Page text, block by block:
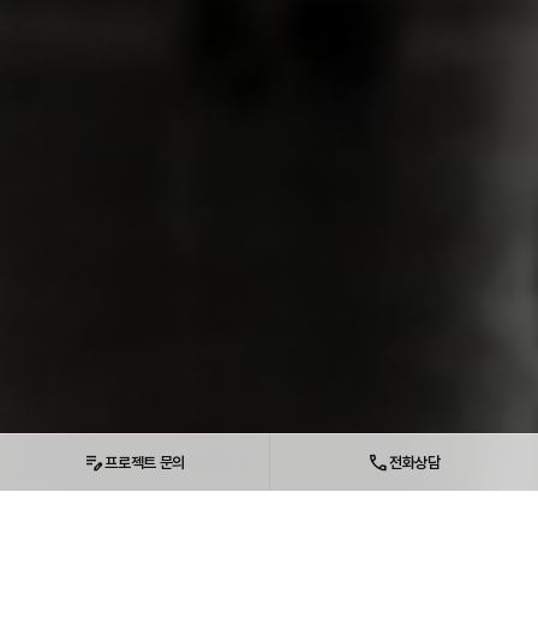
edit_note프로젝트 문의 call전화상담